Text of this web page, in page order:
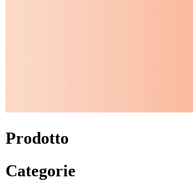
Prodotto
Categorie